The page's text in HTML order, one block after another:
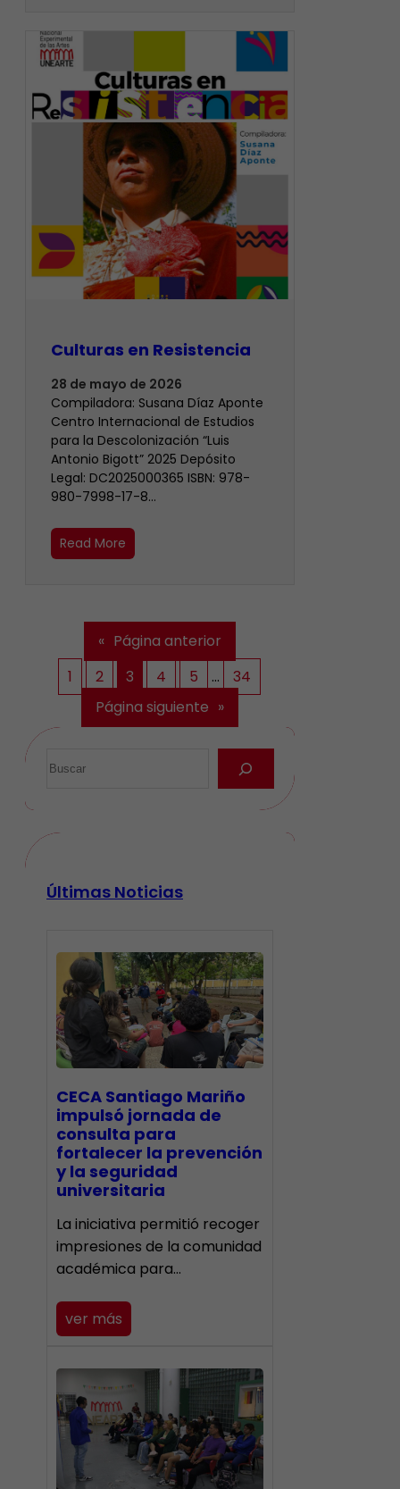
Culturas en Resistencia
28 de mayo de 2026
Compiladora: Susana Díaz Aponte
Centro Internacional de Estudios
para la Descolonización “Luis
Antonio Bigott” 2025 Depósito
Legal: DC2025000365 ISBN: 978-
980-7998-17-8…
Read More
« Página anterior
1
2 3 4 5 …
34
Página siguiente »
Últimas Noticias
CECA Santiago Mariño
impulsó jornada de
consulta para
fortalecer la prevención
y la seguridad
universitaria
La iniciativa permitió recoger
impresiones de la comunidad
académica para…
ver más